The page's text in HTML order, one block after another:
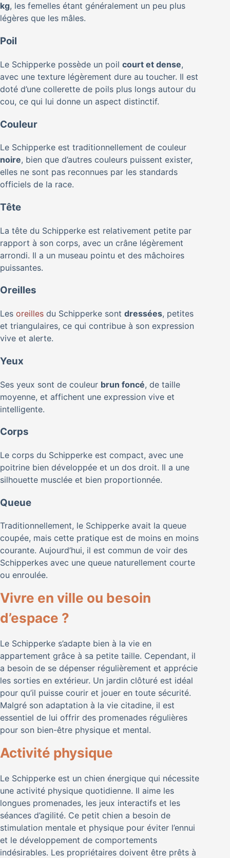
kg, les femelles étant généralement un peu plus
légères que les mâles.
Poil
Le Schipperke possède un poil court et dense,
avec une texture légèrement dure au toucher. Il est
doté d’une collerette de poils plus longs autour du
cou, ce qui lui donne un aspect distinctif.
Couleur
Le Schipperke est traditionnellement de couleur
noire, bien que d’autres couleurs puissent exister,
elles ne sont pas reconnues par les standards
officiels de la race.
Tête
La tête du Schipperke est relativement petite par
rapport à son corps, avec un crâne légèrement
arrondi. Il a un museau pointu et des mâchoires
puissantes.
Oreilles
Les oreilles du Schipperke sont dressées, petites
et triangulaires, ce qui contribue à son expression
vive et alerte.
Yeux
Ses yeux sont de couleur brun foncé, de taille
moyenne, et affichent une expression vive et
intelligente.
Corps
Le corps du Schipperke est compact, avec une
poitrine bien développée et un dos droit. Il a une
silhouette musclée et bien proportionnée.
Queue
Traditionnellement, le Schipperke avait la queue
coupée, mais cette pratique est de moins en moins
courante. Aujourd’hui, il est commun de voir des
Schipperkes avec une queue naturellement courte
ou enroulée.
Vivre en ville ou besoin
d’espace ?
Le Schipperke s’adapte bien à la vie en
appartement grâce à sa petite taille. Cependant, il
a besoin de se dépenser régulièrement et apprécie
les sorties en extérieur. Un jardin clôturé est idéal
pour qu’il puisse courir et jouer en toute sécurité.
Malgré son adaptation à la vie citadine, il est
essentiel de lui offrir des promenades régulières
pour son bien-être physique et mental.
Activité physique
Le Schipperke est un chien énergique qui nécessite
une activité physique quotidienne. Il aime les
longues promenades, les jeux interactifs et les
séances d’agilité. Ce petit chien a besoin de
stimulation mentale et physique pour éviter l’ennui
et le développement de comportements
indésirables. Les propriétaires doivent être prêts à